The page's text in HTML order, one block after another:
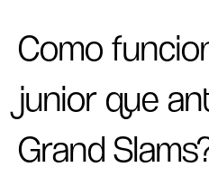
Como
junior que
Grand